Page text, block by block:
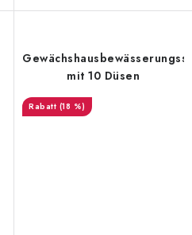
mit 10 Düsen
(18 %)